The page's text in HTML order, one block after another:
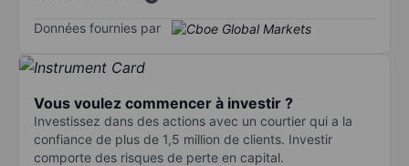
Données fournies par
Vous voulez commencer à investir ?
Investissez dans des actions avec un courtier qui a la
confiance de plus de 1,5 million de clients. Investir
comporte des risques de perte en capital.